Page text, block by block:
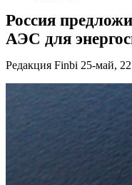
Россия
АЭС для
Редакция Finbi 25-май,